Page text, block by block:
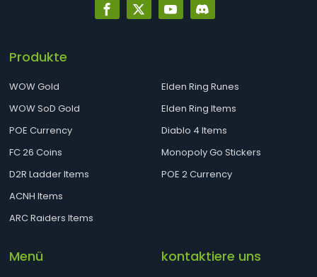
Produkte
WOW Gold
WOW SoD Gold
POE Currency
FC 26 Coins
D2R Ladder Items
ACNH Items
ARC Raiders Items
Elden Ring Runes
Elden Ring Items
Diablo 4 Items
Monopoly Go Stickers
POE 2 Currency
Menü kontaktiere uns